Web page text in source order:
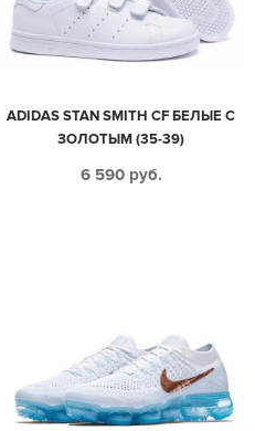
ADIDAS STAN SMITH CF БЕЛЫЕ С
ЗОЛОТЫМ (35-39)
6 590 руб.